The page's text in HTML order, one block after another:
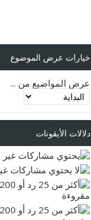
خيارات عرض الموضوع
عرض المواضيع من ...
دلالات الأيقونات
مقروءة